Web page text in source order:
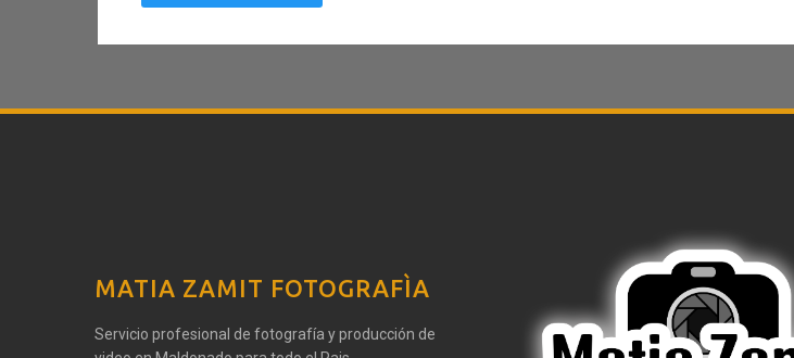
MATIA ZAMIT FOTOGRAFÌA
Servicio profesional de fotografía y producción de